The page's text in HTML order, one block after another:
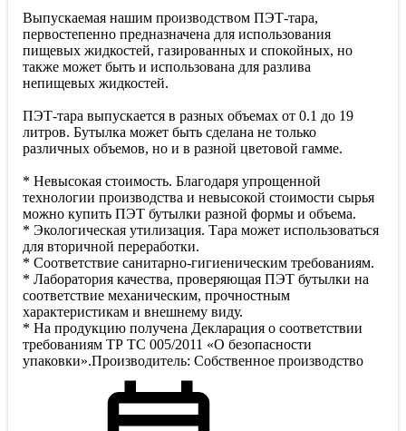
Выпускаемая нашим производством ПЭТ-тара,
первостепенно предназначена для использования
пищевых жидкостей, газированных и спокойных, но
также может быть и использована для разлива
непищевых жидкостей.
ПЭТ-тара выпускается в разных объемах от 0.1 до 19
литров. Бутылка может быть сделана не только
различных объемов, но и в разной цветовой гамме.
* Невысокая стоимость. Благодаря упрощенной
технологии производства и невысокой стоимости сырья
можно купить ПЭТ бутылки разной формы и объема.
* Экологическая утилизация. Тара может использоваться
для вторичной переработки.
* Соответствие санитарно-гигиеническим требованиям.
* Лаборатория качества, проверяющая ПЭТ бутылки на
соответствие механическим, прочностным
характеристикам и внешнему виду.
* На продукцию получена Декларация о соответствии
требованиям ТР ТС 005/2011 «О безопасности
упаковки».Производитель: Собственное производство